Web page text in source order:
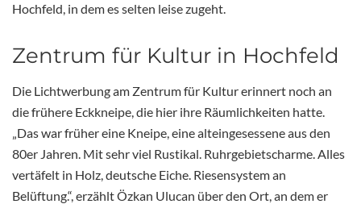
Hochfeld, in dem es selten leise zugeht.
Zentrum für Kultur in Hochfeld
Die Lichtwerbung am Zentrum für Kultur erinnert noch an
die frühere Eckkneipe, die hier ihre Räumlichkeiten hatte.
„Das war früher eine Kneipe, eine alteingesessene aus den
80er Jahren. Mit sehr viel Rustikal. Ruhrgebietscharme. Alles
vertäfelt in Holz, deutsche Eiche. Riesensystem an
Belüftung.“, erzählt Özkan Ulucan über den Ort, an dem er